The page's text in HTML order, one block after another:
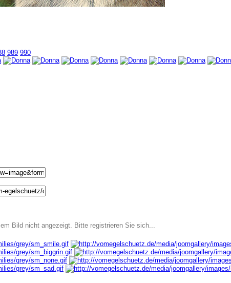
989 990
Bild nicht angezeigt. Bitte registrieren Sie sich...